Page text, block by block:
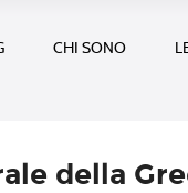
CHI SONO
della